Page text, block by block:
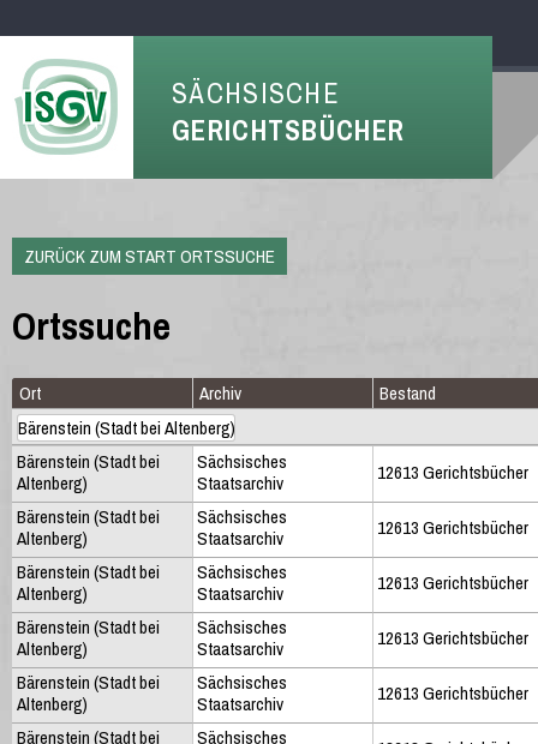
SÄCHSISCHE
GERICHTSBÜCHER
ZURÜCK ZUM START ORTSSUCHE
Ortssuche
Ort Archiv Bestand
Bärenstein (Stadt bei
Altenberg)
Sächsisches
Staatsarchiv
12613 Gerichtsbücher
Bärenstein (Stadt bei
Altenberg)
Sächsisches
Staatsarchiv
12613 Gerichtsbücher
Bärenstein (Stadt bei
Altenberg)
Sächsisches
Staatsarchiv
12613 Gerichtsbücher
Bärenstein (Stadt bei
Altenberg)
Sächsisches
Staatsarchiv
12613 Gerichtsbücher
Bärenstein (Stadt bei
Altenberg)
Sächsisches
Staatsarchiv
12613 Gerichtsbücher
Bärenstein (Stadt bei
Sächsisches